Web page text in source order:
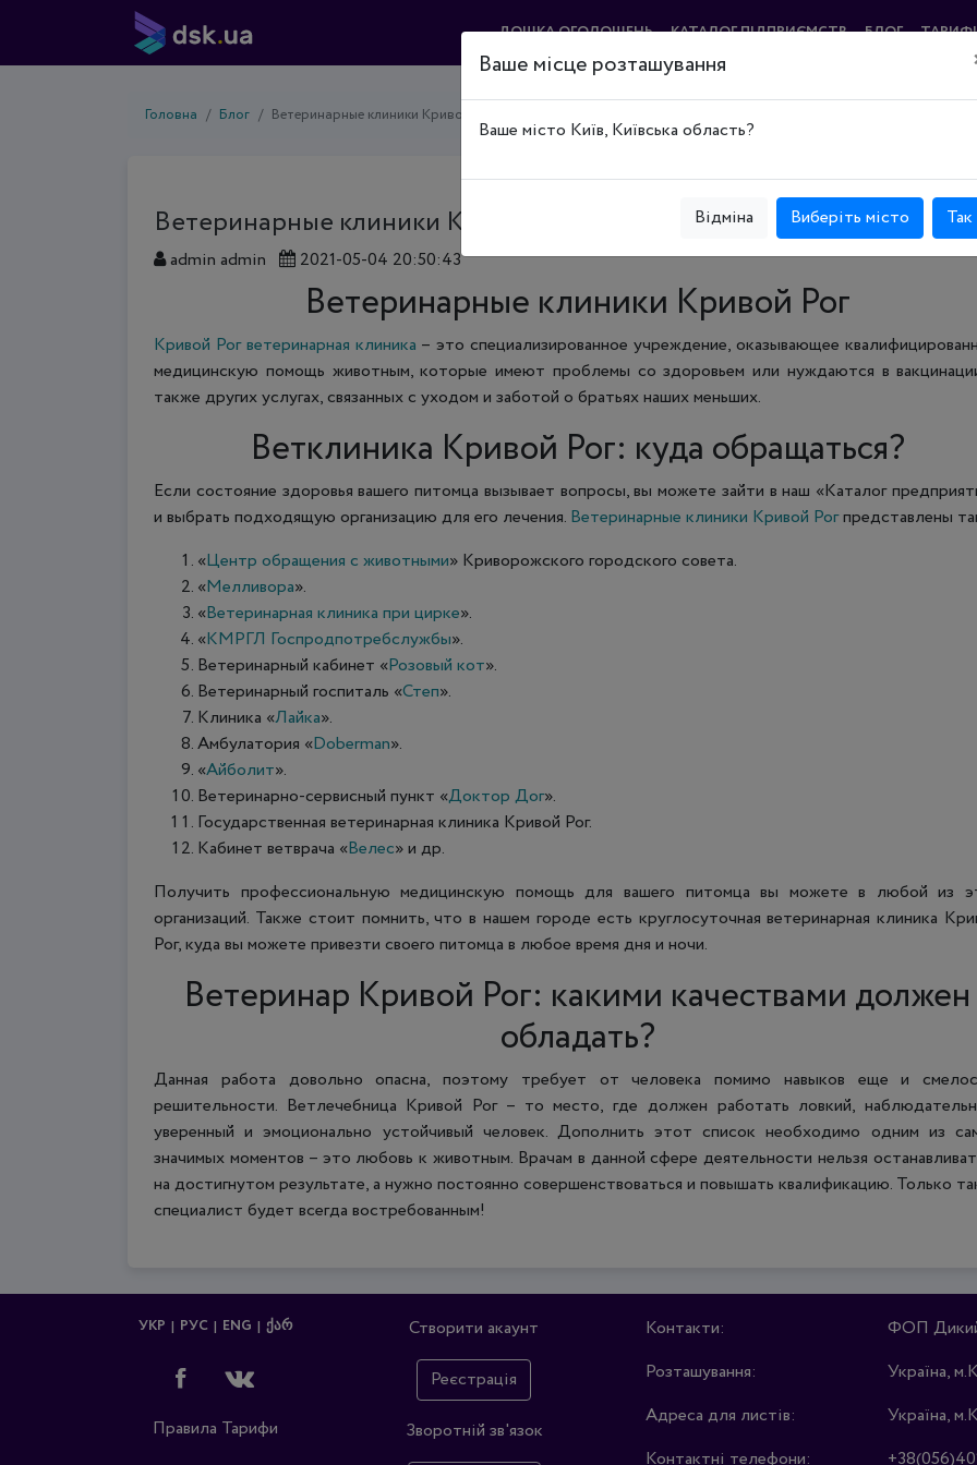
ДОШКА ОГОЛОШЕНЬ КАТАЛОГ ПІДПРИЄМСТВ БЛОГ
Головна Блог Ветеринарные клиники Кривой Рог
Ветеринарные клиники Кривой Рог
admin admin 2021-05-04 20:50:43
Ветеринарные клиники Кривой Рог
Кривой Рог ветеринарная клиника – это специализированное учреждение, оказывающее
медицинскую помощь животным, которые имеют проблемы со здоровьем или нуждаются в
также других услугах, связанных с уходом и заботой о братьях наших меньших.
Ветклиника Кривой Рог: куда обращаться?
Если состояние здоровья вашего питомца вызывает вопросы, вы можете зайти в наш «Каталог
и выбрать подходящую организацию для его лечения. Ветеринарные клиники Кривой Рогпредставлены
«Центр обращения с животными» Криворожского городского совета.
«Мелливора».
«Ветеринарная клиника при цирке».
«КМРГЛ Госпродпотребслужбы».
Ветеринарный кабинет «Розовый кот».
Ветеринарный госпиталь «Степ».
Клиника «Лайка».
Амбулатория «Doberman».
«Айболит».
Ветеринарно-сервисный пункт «Доктор Дог».
Государственная ветеринарная клиника Кривой Рог.
Кабинет ветврача «Велес» и др.
Получить профессиональную медицинскую помощь для вашего питомца вы можете в любой из
организаций. Также стоит помнить, что в нашем городе есть круглосуточная ветеринарная клиника
Рог, куда вы можете привезти своего питомца в любое время дня и ночи.
Ветеринар Кривой Рог: какими качествами должен
обладать?
Данная работа довольно опасна, поэтому требует от человека помимо навыков еще и
решительности. Ветлечебница Кривой Рог – то место, где должен работать ловкий,
уверенный и эмоционально устойчивый человек. Дополнить этот список необходимо одним из
значимых моментов – это любовь к животным. Врачам в данной сфере деятельности нельзя
на достигнутом результате, а нужно постоянно совершенствоваться и повышать квалификацию. Только
специалист будет всегда востребованным!
УКР РУС ENG ᲥᲐᲠ
Правила Тарифи
Створити акаунт
Реєстрація
Зворотній зв'язок
Контакти:
ФОП Дикий
Розташування:
Україна,
Адреса для листів:
Україна,
Контактні телефони:
Ваше місце розташування
Ваше місто Київ, Київська область?
Відміна Виберіть місто Так